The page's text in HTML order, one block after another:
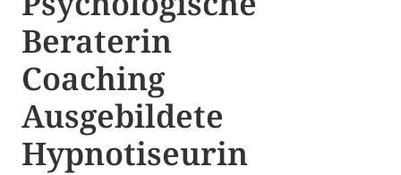
Beraterin
Coaching
Ausgebildete​ ​
Hypnotiseurin